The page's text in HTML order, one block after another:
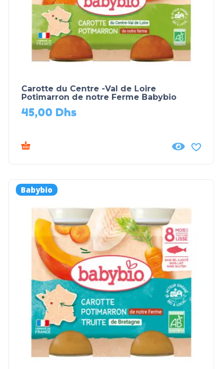
Carotte du Centre -Val de Loire
Potimarron de notre Ferme Babybio
45,00 Dhs
Babybio